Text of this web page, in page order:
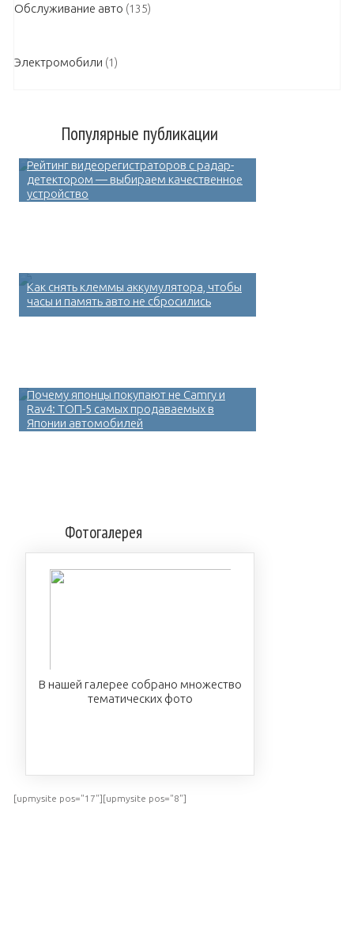
Обслуживание авто (135)
Электромобили (1)
Популярные публикации
Рейтинг видеорегистраторов с радар-
детектором — выбираем качественное
устройство
Как снять клеммы аккумулятора, чтобы
часы и память авто не сбросились
Почему японцы покупают не Camry и
Rav4: ТОП-5 самых продаваемых в
Японии автомобилей
Фотогалерея
В нашей галерее собрано множество
тематических фото
[upmysite pos="17"][upmysite pos="8"]